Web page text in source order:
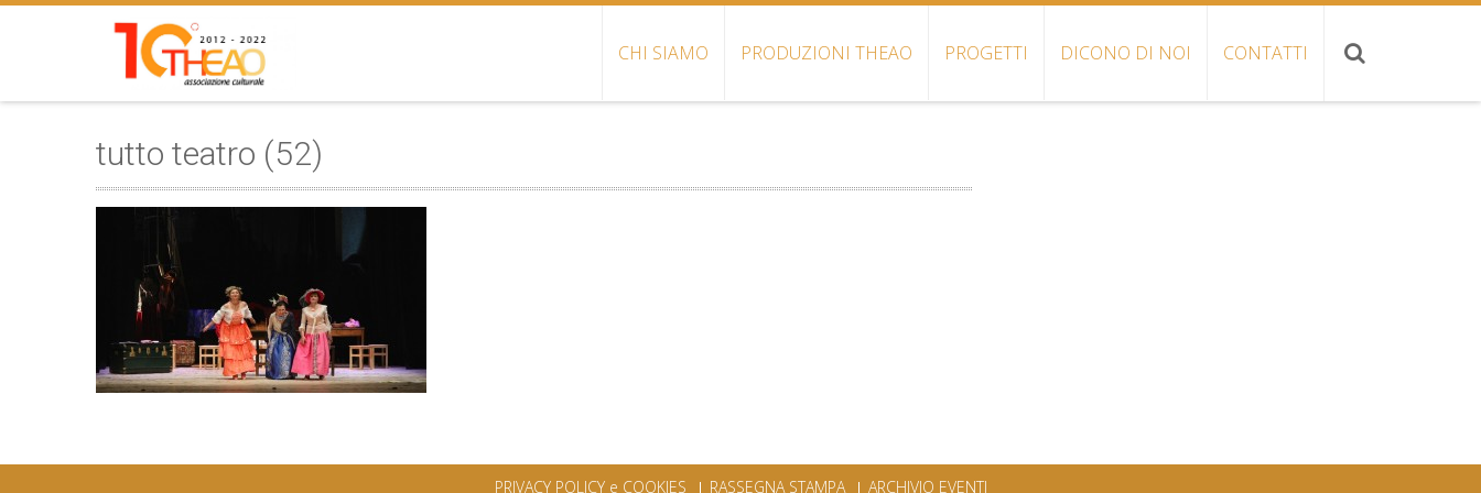
CHI SIAMO PRODUZIONI THEAO PROGETTI DICONO DI NOI CONTATTI
tutto teatro (52)
PRIVACY POLICY e COOKIES RASSEGNA STAMPA ARCHIVIO EVENTI